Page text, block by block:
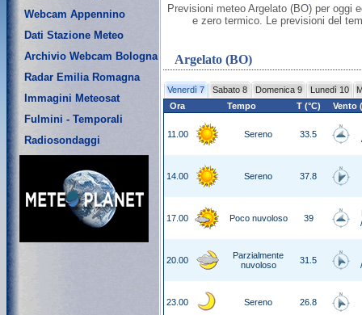
Webcam Appennino
Dati Stazione Meteo
Archivio Webcam Bologna
Radar Emilia Romagna
Immagini Meteosat
Fulmini - Temporali
Radiosondaggi
Previsioni meteo Argelato (BO) per oggi
e zero termico. Le previsioni del
Argelato (BO)
Venerdì 7 Sabato 8 Domenica 9 Lunedì 10
Ora
Tempo T (°C) Vento
11.00 Sereno 33.5
14.00 Sereno 37.8
17.00 Poco nuvoloso 39
20.00
Parzialmente
nuvoloso
31.5
23.00 Sereno 26.8